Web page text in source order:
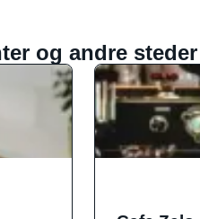
og andre steder